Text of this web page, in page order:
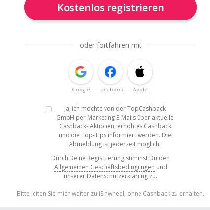
Kostenlos registrieren
oder fortfahren mit
Google Facebook Apple
Ja, ich möchte von der TopCashback
GmbH per Marketing E-Mails über aktuelle
Cashback- Aktionen, erhöhtes Cashback
und die Top-Tips informiert werden. Die
Abmeldung ist jederzeit möglich.
Durch Deine Registrierung stimmst Du den
Allgemeinen Geschäftsbedingungen und
unserer Datenschutzerklärung zu.
Bitte leiten Sie mich weiter zu iSinwheel, ohne Cashback zu erhalten.